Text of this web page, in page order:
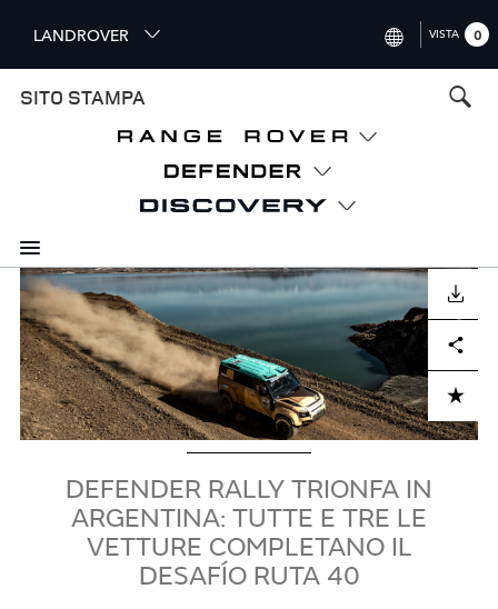
i
p
n
c
o
n
e
n
LANDROVER
FRANCE (FRANÇAIS)
SPAIN (ESPAÑOL)
ITALY (ITALIANO)
VISTA 0
SITO STAMPA
Image
SCARICARE
ADD TO CART
Facebook
X LinkedIn Share
DEFENDER RALLY TRIONFA IN
ARGENTINA: TUTTE E TRE LE
VETTURE COMPLETANO IL
DESAFÍO RUTA 40